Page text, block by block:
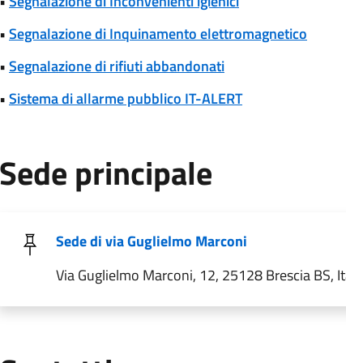
•Segnalazione di Inquinamento elettromagnetico
•Segnalazione di rifiuti abbandonati
•Sistema di allarme pubblico IT-ALERT
Sede principale
Sede di via Guglielmo Marconi
Via Guglielmo Marconi, 12, 25128 Brescia BS,